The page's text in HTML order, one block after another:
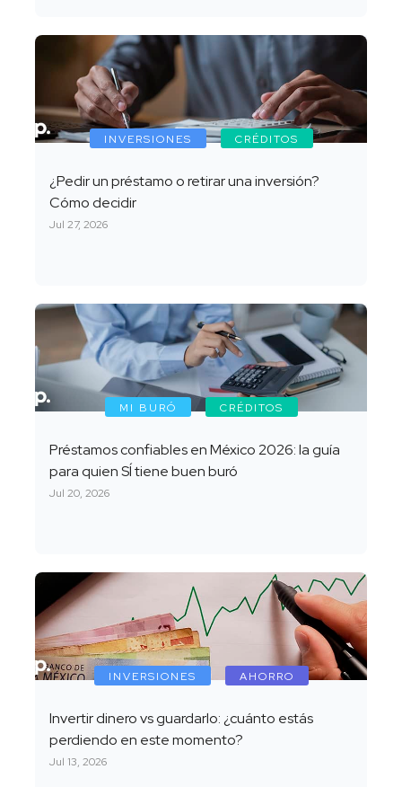
INVERSIONES CRÉDITOS
¿Pedir un préstamo o retirar una inversión?
Cómo decidir
Jul 27, 2026
MI BURÓ CRÉDITOS
Préstamos confiables en México 2026: la guía
para quien SÍ tiene buen buró
Jul 20, 2026
INVERSIONES AHORRO
Invertir dinero vs guardarlo: ¿cuánto estás
perdiendo en este momento?
Jul 13, 2026